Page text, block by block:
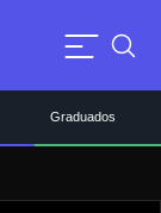
Graduados